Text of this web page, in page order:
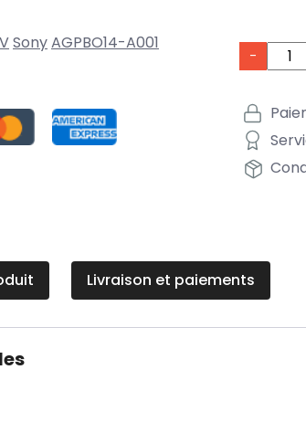
SonyAGPBO14-A001
-
Livraison et paiements